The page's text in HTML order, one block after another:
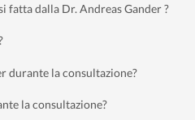
fatta dalla Dr. Andreas Gander ?
durante la consultazione?
la consultazione?